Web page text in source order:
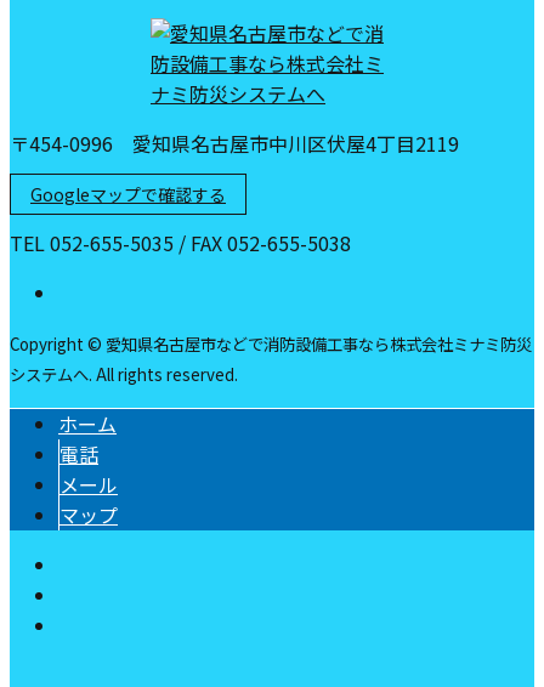
〒454-0996 愛知県名古屋市中川区伏屋4丁目2119
Googleマップで確認する
TEL 052-655-5035 / FAX 052-655-5038
Copyright © 愛知県名古屋市などで消防設備工事なら株式会社ミナミ防災
システムへ. All rights reserved.
ホーム
電話
メール
マップ